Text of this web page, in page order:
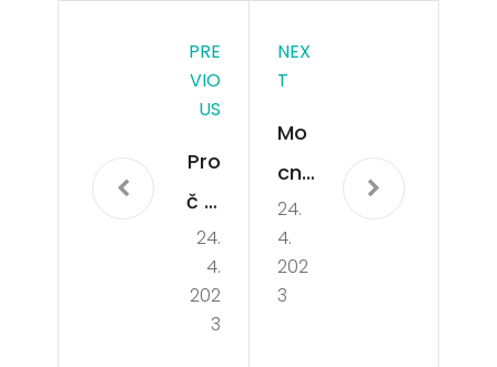
PRE
VIO
US
Pro
č je
důl
ežit
é
24.
4.
202
3
NEX
T
Mo
cný
pá
n
24.
4.
202
3